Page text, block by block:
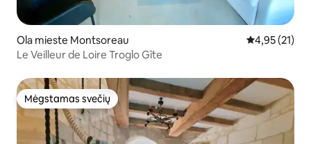
Ola mieste Montsoreau Vidutinis
4,95 (21)
Le Veilleur de Loire Troglo Gîte
Mėgstamas svečių
Mėgstamas svečių